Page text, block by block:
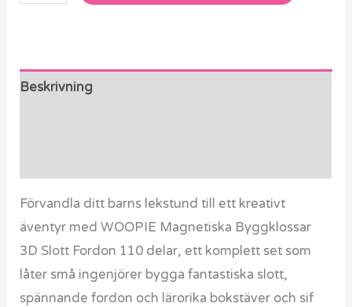
Beskrivning
Förvandla ditt barns lekstund till ett kreativt
äventyr med WOOPIE Magnetiska Byggklossar
3D Slott Fordon 110 delar, ett komplett set som
låter små ingenjörer bygga fantastiska slott,
spännande fordon och lärorika bokstäver och sif